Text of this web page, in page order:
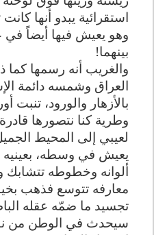
استقرائية يبدو أنها
وهو يعيش فيها أيضاً في
بينهما!
والغريب أنه رسمها
العراق وشمسه دائمة
بالأزهار والورود، تنبت
وطرية كنا نتصورها
لعيبي إلى المحيط
يعيش في وسطه، بعينيه
ألوانه وخطوطه تتشابك
معارفه تتوسع فذهب
تجسيد ما ضمّه عقله
سيحدث في الوطن من